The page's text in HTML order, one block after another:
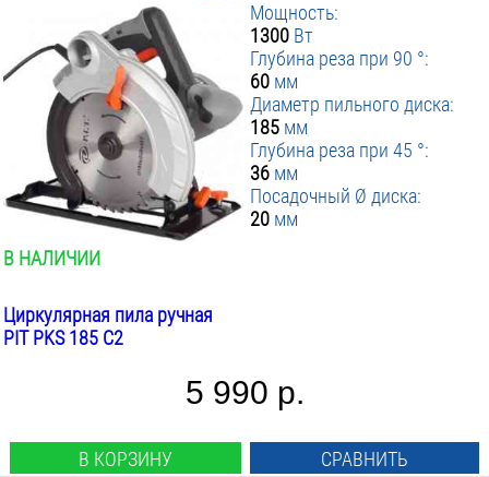
электрические
Фены строительные
сетевые
Отрезные пилы
сетевые
сетевые
Мощность:
1300 Вт
Глубина реза при 90 °:
60 мм
Диаметр пильного диска:
185 мм
Глубина реза при 45 °:
36 мм
Посадочный Ø диска:
20 мм
В НАЛИЧИИ
Циркулярная пила ручная
PIT PKS 185 C2
5 990 р.
В КОРЗИНУ СРАВНИТЬ